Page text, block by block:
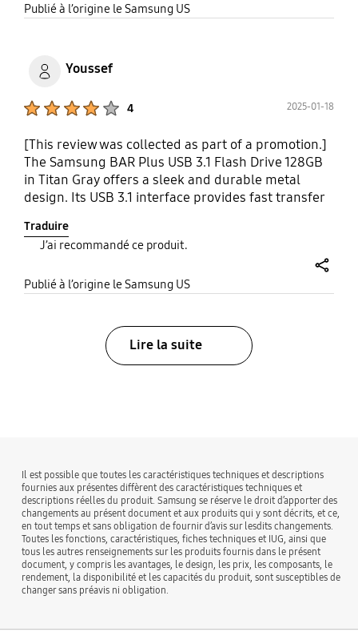
pictures I'm not any were near full capacity!
because the quality is always there!
Publié à l’origine le Samsung US
Youssef
4 2025-01-18
[This review was collected as part of a promotion.]
The Samsung BAR Plus USB 3.1 Flash Drive 128GB
in Titan Gray offers a sleek and durable metal
design. Its USB 3.1 interface provides fast transfer
The metal casing not only looks stylish but also
adds a layer of protection against physical
damage. However, its small size can make it easy
to misplace. Overall, the BAR Plus is a reliable and
be slightly higher than some plastic alternatives.
Traduire
J’ai recommandé ce produit.
Publié à l’origine le Samsung US
Lire la suite
Il est possible que toutes les caractéristiques techniques et descriptions
fournies aux présentes diffèrent des caractéristiques techniques et
descriptions réelles du produit. Samsung se réserve le droit d’apporter des
changements au présent document et aux produits qui y sont décrits, et ce,
en tout temps et sans obligation de fournir d’avis sur lesdits changements.
Toutes les fonctions, caractéristiques, fiches techniques et IUG, ainsi que
tous les autres renseignements sur les produits fournis dans le présent
document, y compris les avantages, le design, les prix, les composants, le
rendement, la disponibilité et les capacités du produit, sont susceptibles de
changer sans préavis ni obligation.